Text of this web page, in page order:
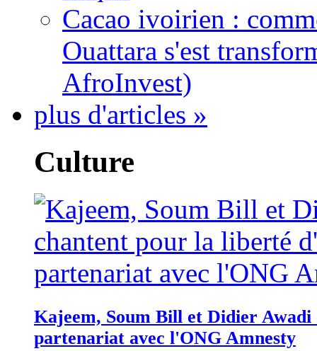
Cacao ivoirien :
Ouattara s'est
AfroInvest)
plus d'articles »
Culture
Kajeem, Soum Bill et Didier
partenariat avec l'ONG Amnesty